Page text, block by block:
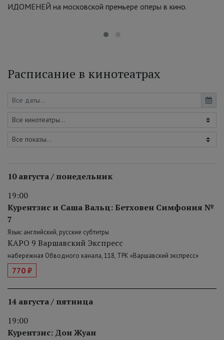
ИДОМЕНЕЙ на московской премьере оперы в кино.
Расписание в кинотеатрах
10 августа / понедельник
19:00
Курентзис и Саша Вальц: Бетховен Симфония №
7
Язык: английский, русские субтитры
КАРО 9 Варшавский Экспресс
набережная Обводного канала, 118, ТРК «Варшавский экспресс»
770 ₽
14 августа / пятница
19:00
Курентзис: Дон Жуан